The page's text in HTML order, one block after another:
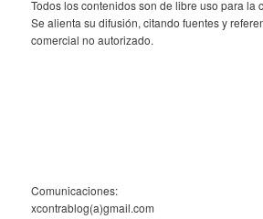
Todos los contenidos son de libre uso para la
Se alienta su difusión, citando fuentes y
comercial no autorizado.
Comunicaciones:
xcontrablog(a)gmail.com